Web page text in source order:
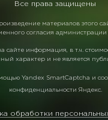
Все права защищены
материалов этого
согласия администрации
сайте информация, в т.ч.
характер и не является
Yandex SmartCaptcha и
конфиденциальности Яндекс.
обработки